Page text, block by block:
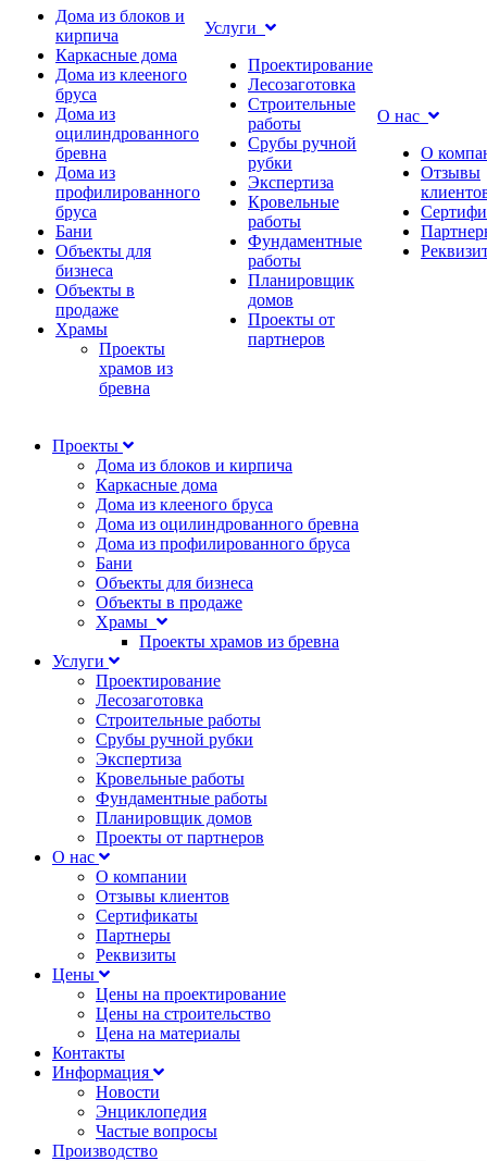
Дома из блоков и
кирпича
Каркасные дома
Дома из клееного
бруса
Дома из
оцилиндрованного
бревна
Дома из
профилированного
бруса
Бани
Объекты для
бизнеса
Объекты в
продаже
Храмы
Проекты
храмов из
бревна
Услуги
Проектирование
Лесозаготовка
Строительные
работы
Срубы ручной
рубки
Экспертиза
Кровельные
работы
Фундаментные
работы
Планировщик
домов
Проекты от
партнеров
О нас
О
Отзывы
Проекты
Дома из блоков и кирпича
Каркасные дома
Дома из клееного бруса
Дома из оцилиндрованного бревна
Дома из профилированного бруса
Бани
Объекты для бизнеса
Объекты в продаже
Храмы
Проекты храмов из бревна
Услуги
Проектирование
Лесозаготовка
Строительные работы
Срубы ручной рубки
Экспертиза
Кровельные работы
Фундаментные работы
Планировщик домов
Проекты от партнеров
О нас
О компании
Отзывы клиентов
Сертификаты
Партнеры
Реквизиты
Цены
Цены на проектирование
Цены на строительство
Цена на материалы
Контакты
Информация
Новости
Энциклопедия
Частые вопросы
Производство